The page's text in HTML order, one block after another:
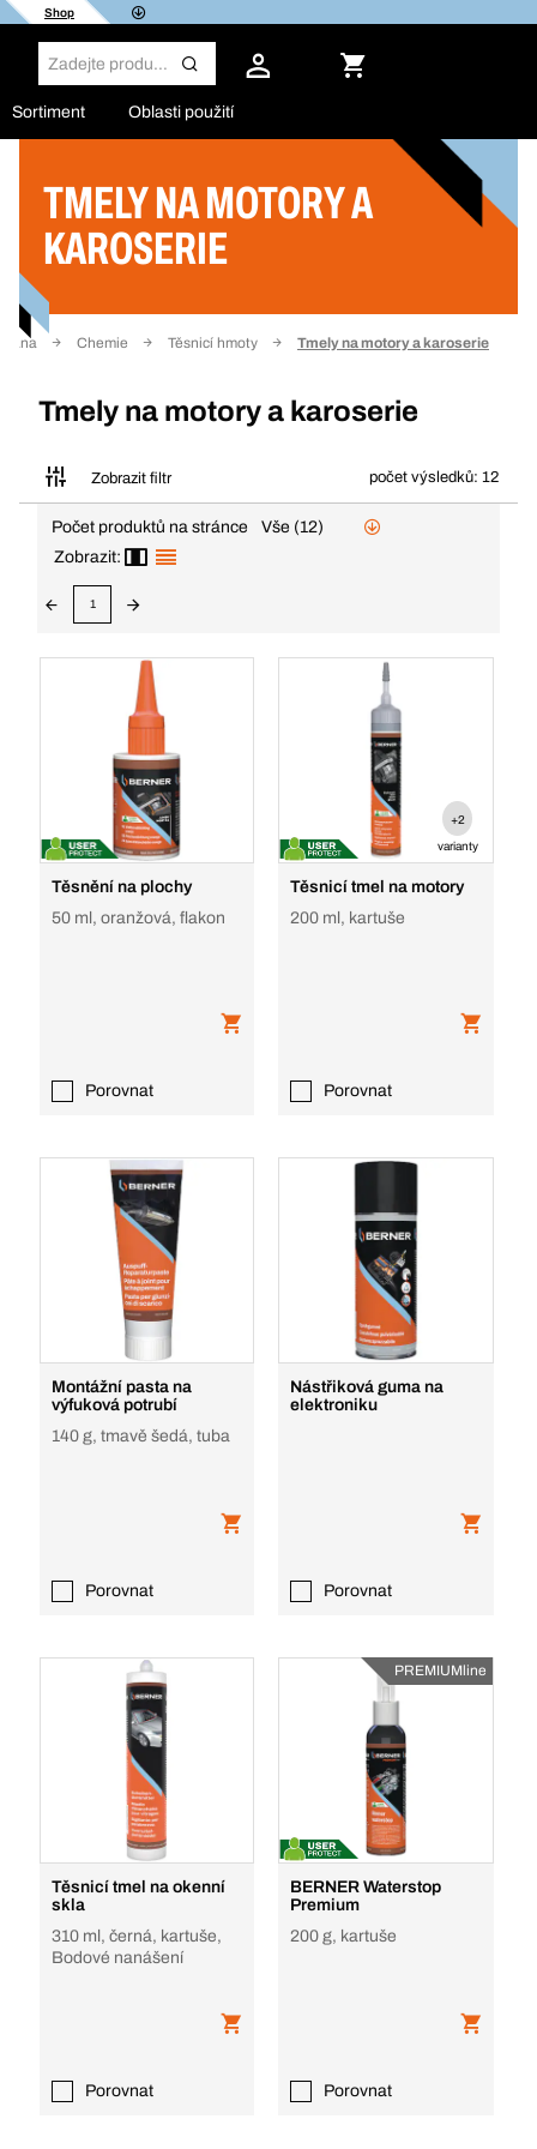
Shop
Sortiment Oblasti použití
TMELY NA MOTORY A
KAROSERIE
Chemie Těsnicí hmoty Tmely na motory a karoserie
Tmely na motory a karoserie
Zobrazit filtr počet výsledků: 12
Filtr
Počet produktů na stránce
Vše (12)
Zobrazit:
1
Těsnění na plochy
50 ml, oranžová, flakon
Porovnat
+2
varianty
Těsnicí tmel na motory
200 ml, kartuše
Porovnat
Montážní pasta na
výfuková potrubí
140 g, tmavě šedá, tuba
Porovnat
Nástřiková guma na
elektroniku
Porovnat
Těsnicí tmel na okenní
skla
310 ml, černá, kartuše,
Bodové nanášení
Porovnat
PREMIUMline
BERNER Waterstop
Premium
200 g, kartuše
Porovnat